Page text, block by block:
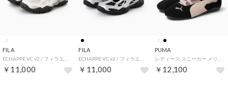
FILA
￥11,000
FILA
￥11,000
PUMA
￥12,100